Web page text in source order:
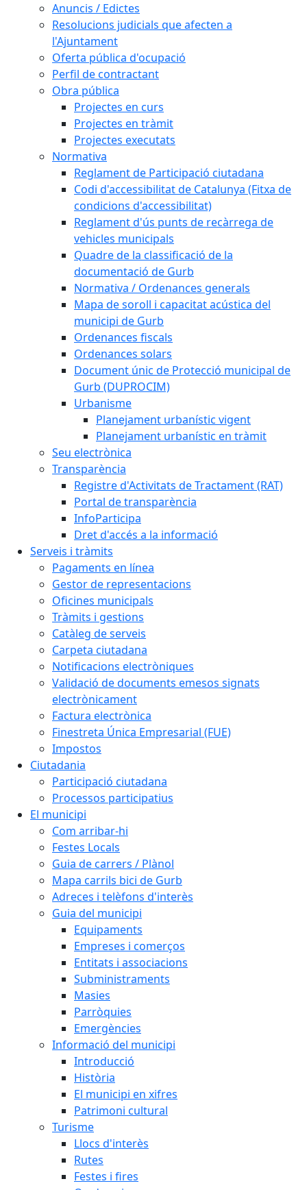
Anuncis / Edictes
Resolucions judicials que afecten a
l'Ajuntament
Oferta pública d'ocupació
Perfil de contractant
Obra pública
Projectes en curs
Projectes en tràmit
Projectes executats
Normativa
Reglament de Participació ciutadana
Codi d'accessibilitat de Catalunya (Fitxa de
condicions d'accessibilitat)
Reglament d'ús punts de recàrrega de
vehicles municipals
Quadre de la classificació de la
documentació de Gurb
Normativa / Ordenances generals
Mapa de soroll i capacitat acústica del
municipi de Gurb
Ordenances fiscals
Ordenances solars
Document únic de Protecció municipal de
Gurb (DUPROCIM)
Urbanisme
Planejament urbanístic vigent
Planejament urbanístic en tràmit
Seu electrònica
Transparència
Registre d'Activitats de Tractament (RAT)
Portal de transparència
InfoParticipa
Dret d'accés a la informació
Serveis i tràmits
Pagaments en línea
Gestor de representacions
Oficines municipals
Tràmits i gestions
Catàleg de serveis
Carpeta ciutadana
Notificacions electròniques
Validació de documents emesos signats
electrònicament
Factura electrònica
Finestreta Única Empresarial (FUE)
Impostos
Ciutadania
Participació ciutadana
Processos participatius
El municipi
Com arribar-hi
Festes Locals
Guia de carrers / Plànol
Mapa carrils bici de Gurb
Adreces i telèfons d'interès
Guia del municipi
Equipaments
Empreses i comerços
Entitats i associacions
Subministraments
Masies
Parròquies
Emergències
Informació del municipi
Introducció
Història
El municipi en xifres
Patrimoni cultural
Turisme
Llocs d'interès
Rutes
Festes i fires